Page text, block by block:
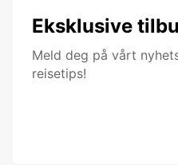
Eksklusive
Meld deg på vårt
reisetips!